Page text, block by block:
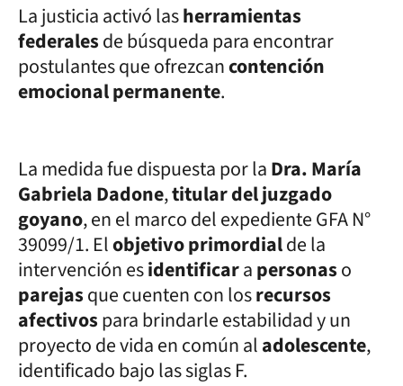
La justicia activó lasherramientas
federalesde búsqueda para encontrar
postulantes que ofrezcancontención
emocional permanente.
La medida fue dispuesta por laDra. María
Gabriela Dadone,titular del juzgado
goyano, en el marco del expediente GFA N°
39099/1. Elobjetivo primordialde la
intervención esidentificarapersonaso
parejasque cuenten con losrecursos
afectivospara brindarle estabilidad y un
proyecto de vida en común aladolescente,
identificado bajo las siglas F.